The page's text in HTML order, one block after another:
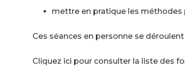
mettre en pratique les méthodes
Ces séances en personne se
Cliquez ici pour consulter la liste des